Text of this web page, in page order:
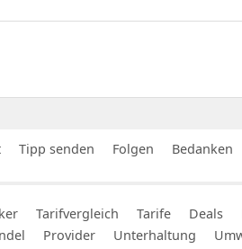
Tipp senden Folgen Bedanken
Tarifvergleich Tarife Deals
Provider Unterhaltung